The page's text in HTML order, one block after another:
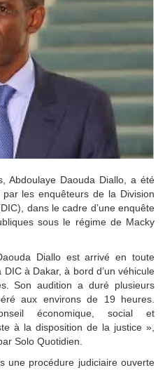
Abdoulaye Daouda Diallo, a été
les enquêteurs de la Division
dans le cadre d’une enquête
sous le régime de Macky
Diallo est arrivé en toute
à Dakar, à bord d’un véhicule
Son audition a duré plusieurs
aux environs de 19 heures.
économique, social et
à la disposition de la justice »,
Solo Quotidien.
une procédure judiciaire ouverte